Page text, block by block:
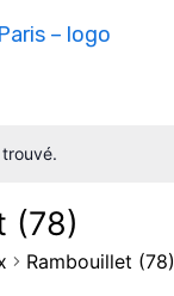
(78)
Rambouillet (78)